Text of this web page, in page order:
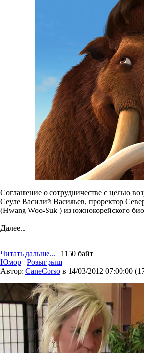
Соглашение о сотрудничестве с целью
Сеуле Василий Васильев, проректор
(Hwang Woo-Suk ) из южнокорейского
Далее...
Читать дальше... | 1150 байт
Юмор : Розыгрыш
Автор: CaneCorso в 14/03/2012 07:00:00 (